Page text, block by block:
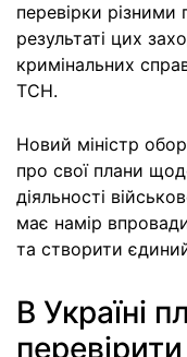
перевірки
результаті цих
кримінальних
ТСН.
Новий міністр
про свої плани
діяльності
має намір
та створити
В Україні